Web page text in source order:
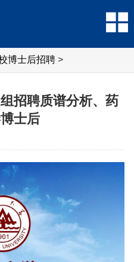
博士后招聘 >
招聘质谱分析、药
士后